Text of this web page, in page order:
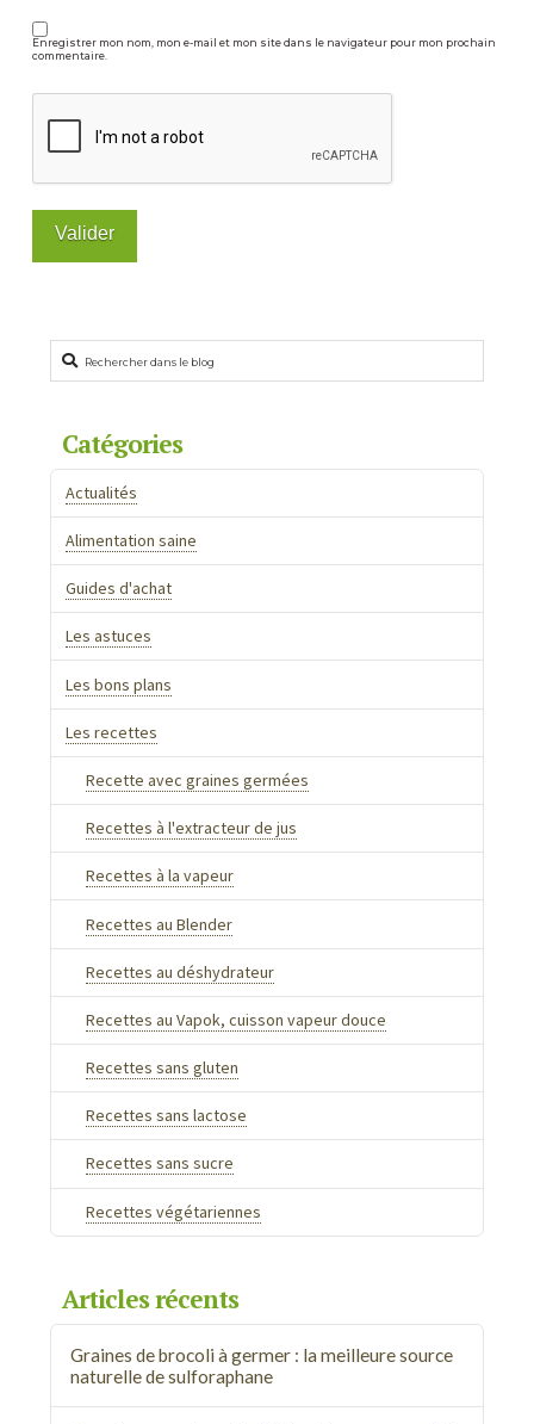
Enregistrer mon nom, mon e-mail et mon site dans le navigateur pour mon prochain
commentaire.
Rechercher
Catégories
Actualités
Alimentation saine
Guides d'achat
Les astuces
Les bons plans
Les recettes
Recette avec graines germées
Recettes à l'extracteur de jus
Recettes à la vapeur
Recettes au Blender
Recettes au déshydrateur
Recettes au Vapok, cuisson vapeur douce
Recettes sans gluten
Recettes sans lactose
Recettes sans sucre
Recettes végétariennes
Articles récents
Graines de brocoli à germer : la meilleure source
naturelle de sulforaphane